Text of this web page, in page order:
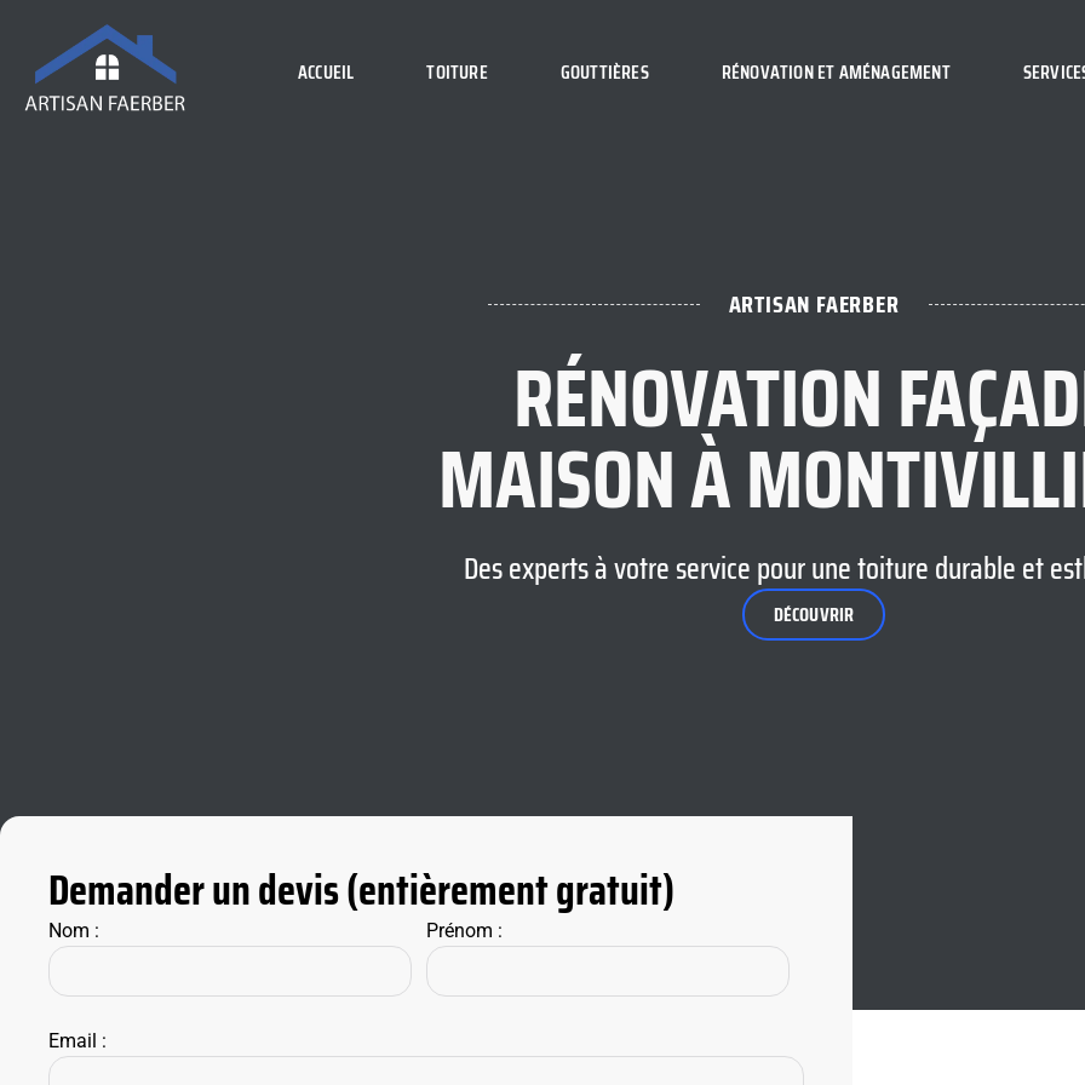
ACCUEIL TOITURE GOUTTIÈRES RÉNOVATION ET AMÉNAGEMENT
ARTISAN FAERBER
RÉNOVATION
MAISON À
Des experts à votre service pour une toiture durable et
DÉCOUVRIR
Demander un devis (entièrement gratuit)
Nom : Prénom :
Email :